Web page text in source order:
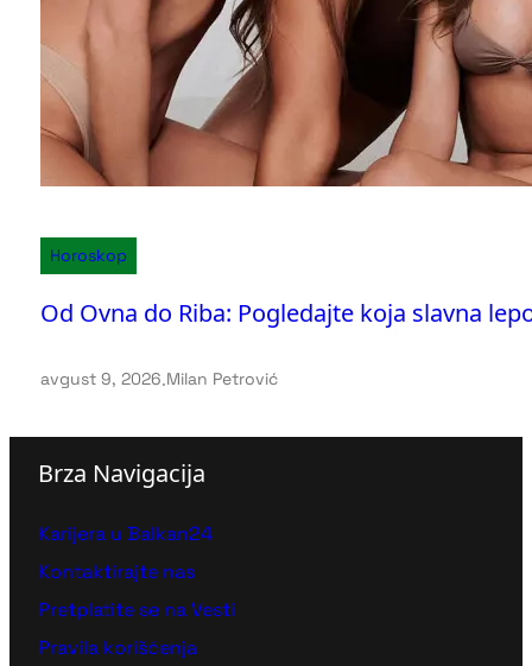
Horoskop
Od Ovna do Riba: Pogledajte koja slavna
avgust 9, 2026.Milan Petrović
Brza Navigacija
Karijera u Balkan24
Kontaktirajte nas
Pretplatite se na Vesti
Pravila korišćenja